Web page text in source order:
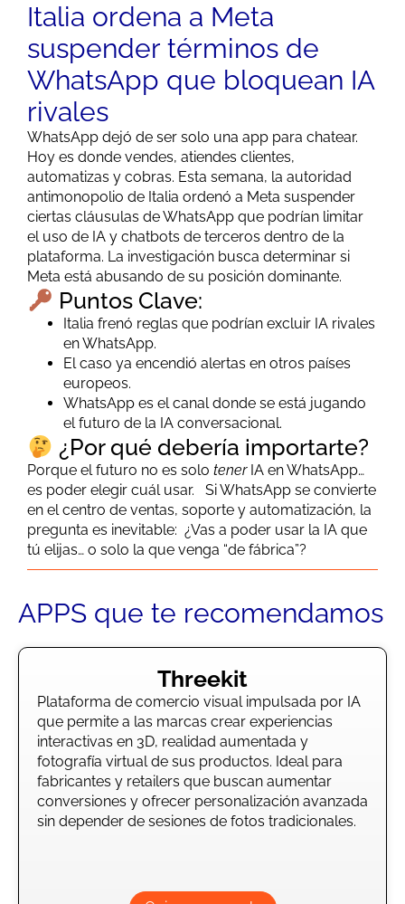
Italia ordena a Meta
suspender términos de
WhatsApp que bloquean IA
rivales
WhatsApp dejó de ser solo una app para chatear.
Hoy es donde vendes, atiendes clientes,
automatizas y cobras. Esta semana, la autoridad
antimonopolio de Italia ordenó a Meta suspender
ciertas cláusulas de WhatsApp que podrían limitar
el uso de IA y chatbots de terceros dentro de la
plataforma. La investigación busca determinar si
Meta está abusando de su posición dominante.
Puntos Clave:
Italia frenó reglas que podrían excluir IA rivales
en WhatsApp.
El caso ya encendió alertas en otros países
europeos.
WhatsApp es el canal donde se está jugando
el futuro de la IA conversacional.
¿Por qué debería importarte?
Porque el futuro no es solo tenerIA en WhatsApp…
es poder elegir cuál usar. Si WhatsApp se convierte
en el centro de ventas, soporte y automatización, la
pregunta es inevitable: ¿Vas a poder usar la IA que
tú elijas… o solo la que venga “de fábrica”?
APPS que te recomendamos
Threekit
Plataforma de comercio visual impulsada por IA
que permite a las marcas crear experiencias
interactivas en 3D, realidad aumentada y
fotografía virtual de sus productos. Ideal para
fabricantes y retailers que buscan aumentar
conversiones y ofrecer personalización avanzada
sin depender de sesiones de fotos tradicionales.